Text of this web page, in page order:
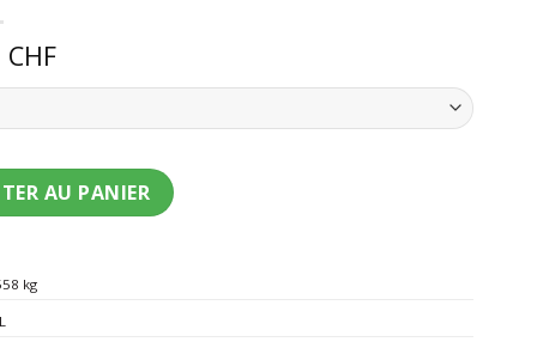
CHF
grande taille robe longue Dia de los muertos femme
AU PANIER
kg